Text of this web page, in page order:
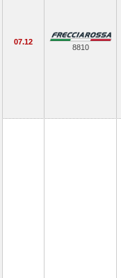
07.12
8810